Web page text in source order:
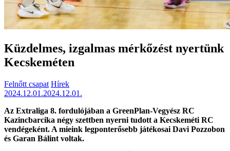
Küzdelmes, izgalmas mérkőzést nyertünk
Kecskeméten
Felnőtt csapat Hírek
2024.12.01.2024.12.01.
Az Extraliga 8. fordulójában a GreenPlan-Vegyész RC
Kazincbarcika négy szettben nyerni tudott a Kecskeméti RC
vendégeként. A mieink legponterősebb játékosai Davi Pozzobon
és Garan Bálint voltak.